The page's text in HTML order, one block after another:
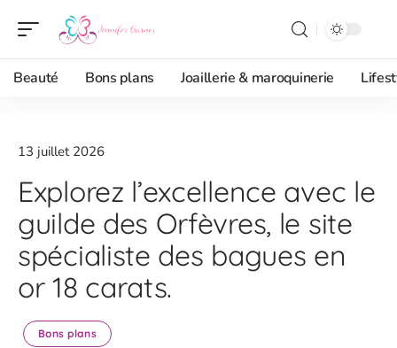
Beauté Bons plans Joaillerie & maroquinerie
13 juillet 2026
Explorez l’excellence avec le
guilde des Orfèvres, le site
spécialiste des bagues en
or 18 carats.
Bons plans